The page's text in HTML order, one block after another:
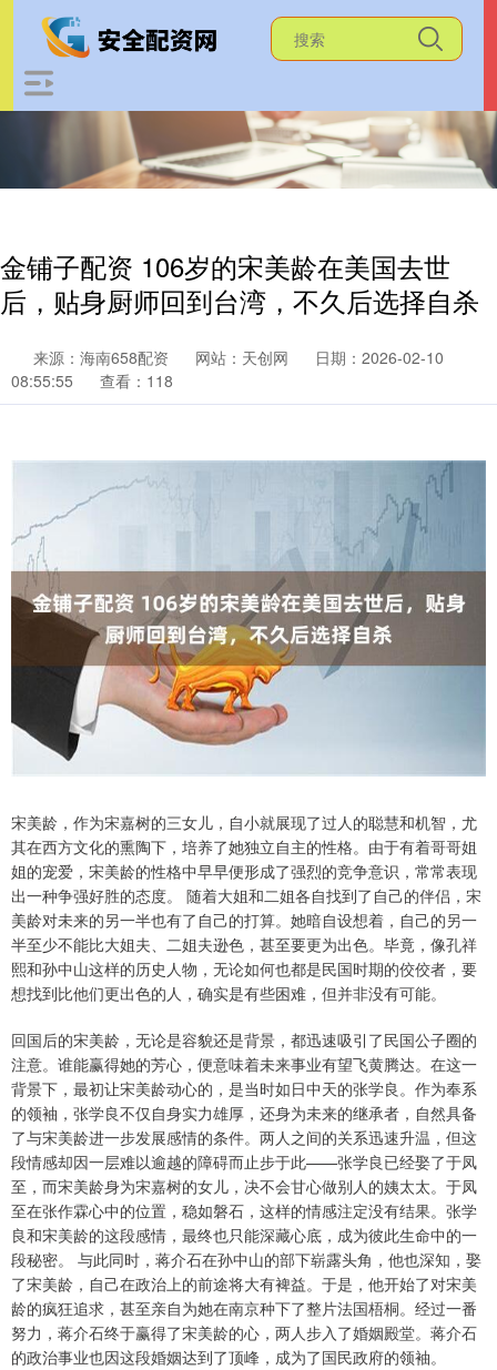
金铺子配资 106岁的宋美龄在美国去世
后，贴身厨师回到台湾，不久后选择自杀
来源：海南658配资 网站：天创网
日期：2026-02-10
08:55:55
查看：118
宋美龄，作为宋嘉树的三女儿，自小就展现了过人的聪慧和机智，尤
其在西方文化的熏陶下，培养了她独立自主的性格。由于有着哥哥姐
姐的宠爱，宋美龄的性格中早早便形成了强烈的竞争意识，常常表现
出一种争强好胜的态度。 随着大姐和二姐各自找到了自己的伴侣，宋
美龄对未来的另一半也有了自己的打算。她暗自设想着，自己的另一
半至少不能比大姐夫、二姐夫逊色，甚至要更为出色。毕竟，像孔祥
熙和孙中山这样的历史人物，无论如何也都是民国时期的佼佼者，要
想找到比他们更出色的人，确实是有些困难，但并非没有可能。
回国后的宋美龄，无论是容貌还是背景，都迅速吸引了民国公子圈的
注意。谁能赢得她的芳心，便意味着未来事业有望飞黄腾达。在这一
背景下，最初让宋美龄动心的，是当时如日中天的张学良。作为奉系
的领袖，张学良不仅自身实力雄厚，还身为未来的继承者，自然具备
了与宋美龄进一步发展感情的条件。两人之间的关系迅速升温，但这
段情感却因一层难以逾越的障碍而止步于此——张学良已经娶了于凤
至，而宋美龄身为宋嘉树的女儿，决不会甘心做别人的姨太太。于凤
至在张作霖心中的位置，稳如磐石，这样的情感注定没有结果。张学
良和宋美龄的这段感情，最终也只能深藏心底，成为彼此生命中的一
段秘密。 与此同时，蒋介石在孙中山的部下崭露头角，他也深知，娶
了宋美龄，自己在政治上的前途将大有裨益。于是，他开始了对宋美
龄的疯狂追求，甚至亲自为她在南京种下了整片法国梧桐。经过一番
努力，蒋介石终于赢得了宋美龄的心，两人步入了婚姻殿堂。蒋介石
的政治事业也因这段婚姻达到了顶峰，成为了国民政府的领袖。